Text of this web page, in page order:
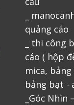
_
quảng cáo
_ thi công
cáo ( hộp
mica,
bảng bạt -
_Góc Nhìn